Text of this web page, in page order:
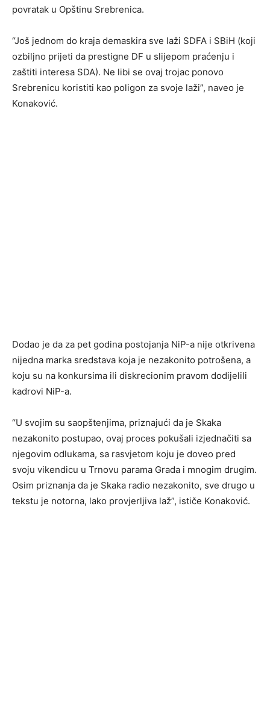
povratak u Opštinu Srebrenica.
“Još jednom do kraja demaskira sve laži SDFA i SBiH (koji
ozbiljno prijeti da prestigne DF u slijepom praćenju i
zaštiti interesa SDA). Ne libi se ovaj trojac ponovo
Srebrenicu koristiti kao poligon za svoje laži”, naveo je
Konaković.
Dodao je da za pet godina postojanja NiP-a nije otkrivena
nijedna marka sredstava koja je nezakonito potrošena, a
koju su na konkursima ili diskrecionim pravom dodijelili
kadrovi NiP-a.
“U svojim su saopštenjima, priznajući da je Skaka
nezakonito postupao, ovaj proces pokušali izjednačiti sa
njegovim odlukama, sa rasvjetom koju je doveo pred
svoju vikendicu u Trnovu parama Grada i mnogim drugim.
Osim priznanja da je Skaka radio nezakonito, sve drugo u
tekstu je notorna, lako provjerljiva laž”, ističe Konaković.